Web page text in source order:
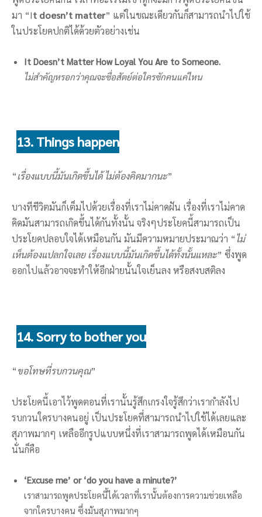
มา “It doesn’t matter” แต่ในขณะเดียวกันก็สามารถนำไปใช้
ในประโยคปกติได้ด้วยตัวอย่างเช่น
It Doesn’t Matter How Loyal You Are to Someone.
ไม่สำคัญหรอกว่าคุณจะซื่อสัตย์ต่อใครซักคนแค่ไหน
13. Things happen
“เรื่องแบบนี้มันเกิดขึ้นได้ ไม่ต้องคิดมากนะ”
บางทีชีวิตมันก็เต็มไปด้วยเรื่องที่เราไม่คาดฝัน เรื่องที่เราไม่คาด
คิดมันสามารถเกิดขึ้นได้กันทั้งนั้น จริงๆประโยคนี้สามารถเป็น
ประโยคปลอบใจได้เหมือนกัน มันมีความหมายประมาณว่า “ไม่
เห็นต้องแปลกใจเลย เรื่องแบบนี้มันเกิดขึ้นได้ทั้งนั้นแหละ” ซึ่งพูด
ออกไปแล้วอาจจะทำให้อีกฝ่ายนั้นใจเย็นลง หรือสงบสติลง
14. Sorry to bother you
“ขอโทษที่รบกวนคุณ”
ประโยคนี้เอาไว้พูดตอนที่เรานั้นรู้สึกเกรงใจรู้สึกว่าเรากำลังไป
รบกวนใครบางคนอยู่ เป็นประโยคที่สามารถนำไปใช้ได้เลยและ
สุภาพมากๆ เหลืออีกรูปแบบหนึ่งที่เราสามารถพูดได้เหมือนกัน
นั่นก็คือ
‘Excuse me’ or ‘do you have a minute?’
เราสามารถพูดประโยคนี้ได้เวลาที่เรานั้นต้องการความช่วยเหลือ
จากใครบางคน ซึ่งมันสุภาพมากๆ